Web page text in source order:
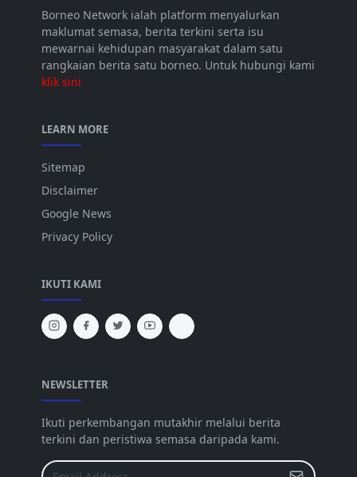
Borneo Network ialah platform menyalurkan
maklumat semasa, berita terkini serta isu
mewarnai kehidupan masyarakat dalam satu
rangkaian berita satu borneo. Untuk hubungi kami
klik sini
LEARN MORE
Sitemap
Disclaimer
Google News
Privacy Policy
IKUTI KAMI
NEWSLETTER
Ikuti perkembangan mutakhir melalui berita
terkini dan peristiwa semasa daripada kami.